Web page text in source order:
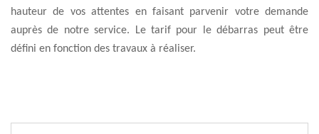
hauteur de vos attentes en faisant parvenir votre demande
auprès de notre service. Le tarif pour le débarras peut être
défini en fonction des travaux à réaliser.